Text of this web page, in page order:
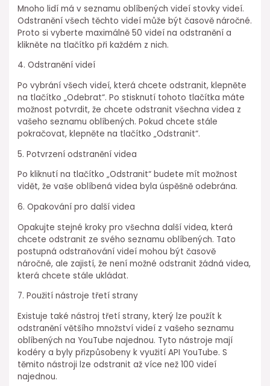
Mnoho lidí má v seznamu oblíbených videí stovky videí.
Odstranění všech těchto videí může být časově náročné.
Proto si vyberte maximálně 50 videí na odstranění a
klikněte na tlačítko při každém z nich.
4. Odstranění videí
Po vybrání všech videí, která chcete odstranit, klepněte
na tlačítko „Odebrat“. Po stisknutí tohoto tlačítka máte
možnost potvrdit, že chcete odstranit všechna videa z
vašeho seznamu oblíbených. Pokud chcete stále
pokračovat, klepněte na tlačítko „Odstranit“.
5. Potvrzení odstranění videa
Po kliknutí na tlačítko „Odstranit“ budete mít možnost
vidět, že vaše oblíbená videa byla úspěšně odebrána.
6. Opakování pro další videa
Opakujte stejné kroky pro všechna další videa, která
chcete odstranit ze svého seznamu oblíbených. Tato
postupná odstraňování videí mohou být časově
náročné, ale zajistí, že není možné odstranit žádná videa,
která chcete stále ukládat.
7. Použití nástroje třetí strany
Existuje také nástroj třetí strany, který lze použít k
odstranění většího množství videí z vašeho seznamu
oblíbených na YouTube najednou. Tyto nástroje mají
kodéry a byly přizpůsobeny k využití API YouTube. S
těmito nástroji lze odstranit až více než 100 videí
najednou.